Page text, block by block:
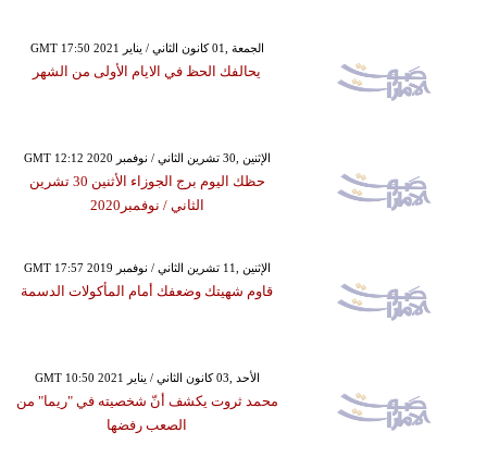
GMT 17:50 2021 الجمعة ,01 كانون الثاني / يناير
يحالفك الحظ في الايام الأولى من الشهر
GMT 12:12 2020 الإثنين ,30 تشرين الثاني / نوفمبر
حظك اليوم برج الجوزاء الأثنين 30 تشرين
الثاني / نوفمبر2020
GMT 17:57 2019 الإثنين ,11 تشرين الثاني / نوفمبر
قاوم شهيتك وضعفك أمام المأكولات الدسمة
GMT 10:50 2021 الأحد ,03 كانون الثاني / يناير
محمد ثروت يكشف أنّ شخصيته في "ريما" من
الصعب رفضها